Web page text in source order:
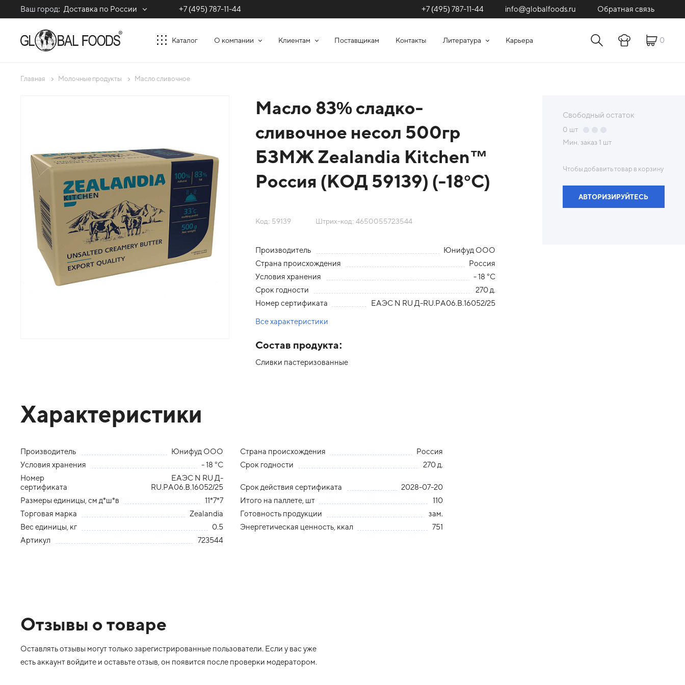
Ваш город: Доставка по России +7 (495) 787-11-44 +7 (495) 787-11-44 info@globalfoods.ru Обратная связь
Каталог О компании Клиентам Поставщикам Контакты Литература Карьера 0
Главная Молочные продукты Масло сливочное
Масло 83% сладко-
сливочное несол 500гр
БЗМЖ Zealandia Kitchen™
Россия (КОД 59139) (-18°С)
Код: 59139 Штрих-код: 4650055723544
Производитель
Юнифуд ООО
Страна происхождения
Россия
Условия хранения
- 18 °С
Срок годности
270 д.
Номер сертификата
ЕАЭС N RU Д-RU.PA06.В.16052/25
Все характеристики
Состав продукта:
Сливки пастеризованные
Характеристики
Производитель Юнифуд ООО Страна происхождения
Россия
Условия хранения
- 18 °С Срок годности
270 д.
Номер
сертификата
ЕАЭС N RU Д-
RU.PA06.В.16052/25
Срок действия сертификата
2028-07-20
Размеры единицы, см д*ш*в
11*7*7 Итого на паллете, шт
110
Торговая марка
Zealandia Готовность продукции
зам.
Вес единицы, кг
0.5 Энергетическая ценность, ккал
751
Артикул
723544
Отзывы о товаре
Оставлять отзывы могут только зарегистрированные пользователи. Если у вас уже
есть аккаунт войдите и оставьте отзыв, он появится после проверки модератором.
Свободный остаток
0 шт
Мин. заказ 1 шт
Чтобы добавить товар в корзину
АВТОРИЗИРУЙТЕСЬ